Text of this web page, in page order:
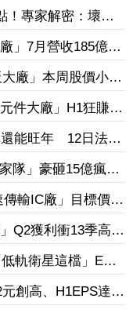
！專家解密：壞消
」7月營收185億再
搶進逾7千張
廠」本周股價小漲
、斥資5349萬元
件大廠」H1狂賺近
營收拚新高
還能旺年 12日法說
隊」豪砸15億瘋搶
張反1登買超王
輸IC廠」目標價上
效應
Q2獲利衝13季高
軌衛星這檔」EPS
添營運動能
創高、H1EPS達